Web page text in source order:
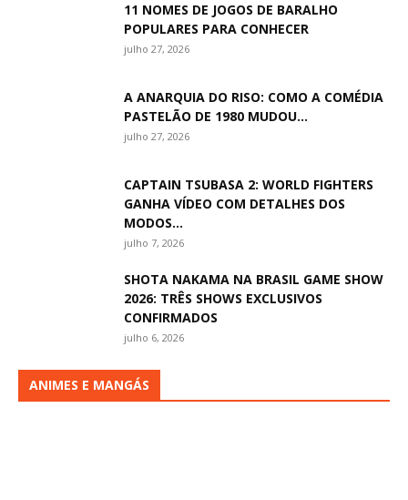
11 NOMES DE JOGOS DE BARALHO
POPULARES PARA CONHECER
julho 27, 2026
A ANARQUIA DO RISO: COMO A COMÉDIA
PASTELÃO DE 1980 MUDOU...
julho 27, 2026
CAPTAIN TSUBASA 2: WORLD FIGHTERS
GANHA VÍDEO COM DETALHES DOS
MODOS...
julho 7, 2026
SHOTA NAKAMA NA BRASIL GAME SHOW
2026: TRÊS SHOWS EXCLUSIVOS
CONFIRMADOS
julho 6, 2026
ANIMES E MANGÁS